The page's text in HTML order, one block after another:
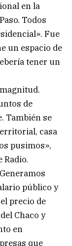
en la
Todos
Fue
un espacio de
tener un
de
También se
casa
pusimos»,
Radio.
público y
precio de
Chaco y
en
que